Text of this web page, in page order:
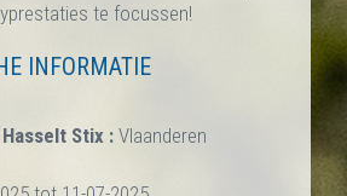
te focussen!
INFORMATIE
Stix : Vlaanderen